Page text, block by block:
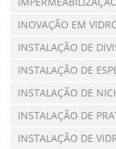
INOVAÇÃO EM
INSTALAÇÃO DE
INSTALAÇÃO DE
INSTALAÇÃO DE
INSTALAÇÃO DE
INSTALAÇÃO DE